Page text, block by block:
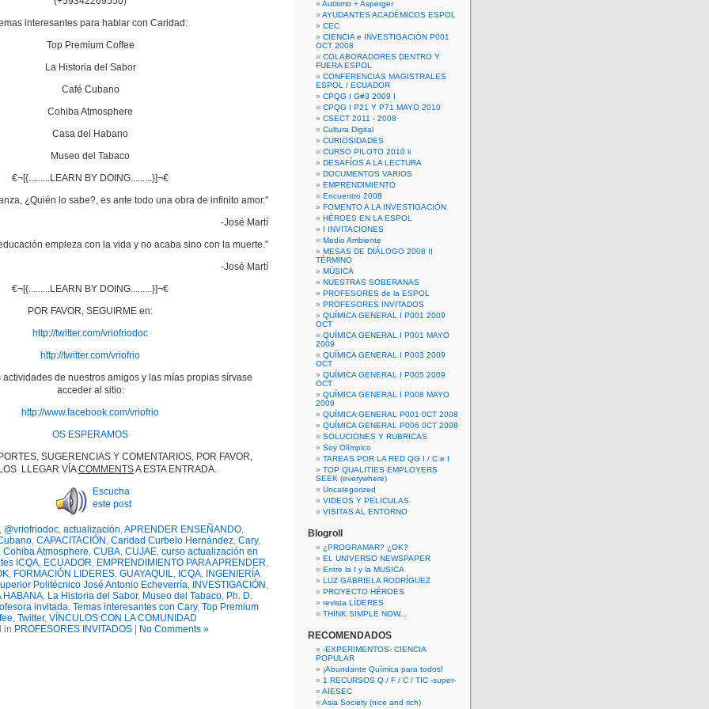
interesantes para hablar con Caridad:
Top Premium Coffee
La Historia del Sabor
Café Cubano
Cohiba Atmosphere
Casa del Habano
Museo del Tabaco
€¬[{.........LEARN BY DOING.........}]¬€
¿Quién lo sabe?, es ante todo una obra de infinito amor."
-José Martí
empieza con la vida y no acaba sino con la muerte."
-José Martí
€¬[{.........LEARN BY DOING.........}]¬€
POR FAVOR, SEGUIRME en:
http://twitter.com/vriofriodoc
http://twitter.com/vriofrio
actividades de nuestros amigos y las mías propias sírvase
acceder al sitio:
http://www.facebook.com/vriofrio
OS ESPERAMOS
SUGERENCIAS Y COMENTARIOS, POR FAVOR,
LLEGAR VÍACOMMENTSA ESTA ENTRADA.
Escucha
este post
@vriofriodoc, actualización,APRENDER ENSEÑANDO,
, CAPACITACIÓN , Caridad Curbelo Hernández, Cary,
, Cohiba Atmosphere, CUBA, CUJAE, curso actualización en
ICQA, ECUADOR, EMPRENDIMIENTO PARA APRENDER,
, FORMACIÓN LIDERES, GUAYAQUIL, ICQA, INGENIERÍA
Politécnico José Antonio Echeverría, INVESTIGACIÓN ,
HABANA, La Historia del Sabor, Museo del Tabaco, Ph. D.
invitada, Temas interesantes con Cary, Top Premium
, Twitter, VÍNCULOS CON LA COMUNIDAD
in PROFESORES INVITADOS No Comments »
Autismo + Asperger
AYUDANTES ACADÉMICOS ESPOL
CEC
CIENCIA e INVESTIGACIÓN P001
OCT 2008
COLABORADORES DENTRO Y
FUERA ESPOL
CONFERENCIAS MAGISTRALES
ESPOL / ECUADOR
CPQG I G#3 2009 I
CPQG I P21 Y P71 MAYO 2010
CSECT 2011 - 2008
Cultura Digital
CURIOSIDADES
CURSO PILOTO 2010 ii
DESAFÍOS A LA LECTURA
DOCUMENTOS VARIOS
EMPRENDIMIENTO
Encuentro 2008
FOMENTO A LA INVESTIGACIÓN
HÉROES EN LA ESPOL
I INVITACIONES
Medio Ambiente
MESAS DE DIÁLOGO 2008 II
TÉRMINO
MÚSICA
NUESTRAS SOBERANAS
PROFESORES de la ESPOL
PROFESORES INVITADOS
QUÍMICA GENERAL I P001 2009
OCT
QUÍMICA GENERAL I P001 MAYO
2009
QUÍMICA GENERAL I P003 2009
OCT
QUÍMICA GENERAL I P005 2009
OCT
QUÍMICA GENERAL I P008 MAYO
2009
QUÍMICA GENERAL P001 0CT 2008
QUÍMICA GENERAL P006 0CT 2008
SOLUCIONES Y RUBRICAS
Soy Olímpico
TAREAS POR LA RED QG I / C e I
TOP QUALITIES EMPLOYERS
SEEK (everywhere)
Uncategorized
VIDEOS Y PELICULAS
VISITAS AL ENTORNO
Blogroll
¿PROGRAMAR? ¿OK?
EL UNIVERSO NEWSPAPER
Entre la I y la MUSICA
LUZ GABRIELA RODRÍGUEZ
PROYECTO HÉROES
revista LÍDERES
THINK SIMPLE NOW...
RECOMENDADOS
-EXPERIMENTOS- CIENCIA
POPULAR
¡Abundante Química para todos!
1 RECURSOS Q / F / C / TIC -super-
AIESEC
Asia Society (nice and rich)